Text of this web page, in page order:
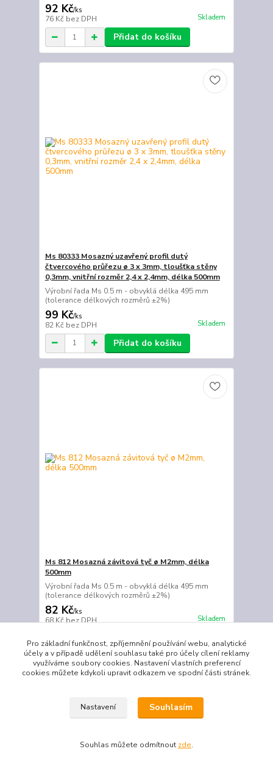
92 Kč/ks
76 Kč bez DPH Skladem
Přidat do košíku
Ms 80333 Mosazný uzavřený profil dutý
čtvercového průřezu ø 3 x 3mm, tloušťka stěny
0,3mm, vnitřní rozměr 2,4 x 2,4mm, délka 500mm
Výrobní řada Ms 0.5 m - obvyklá délka 495 mm
(tolerance délkových rozměrů ±2%)
99 Kč/ks
82 Kč bez DPH Skladem
Přidat do košíku
Ms 812 Mosazná závitová tyč ø M2mm, délka
500mm
Výrobní řada Ms 0.5 m - obvyklá délka 495 mm
(tolerance délkových rozměrů ±2%)
82 Kč/ks
68 Kčbez DPH Skladem
Přidat do košíku
Pro základní funkčnost, zpříjemnění používání webu, analytické
účely a v případě udělení souhlasu také pro účely cílení reklamy
využíváme soubory cookies. Nastavení vlastních preferencí
cookies můžete kdykoli upravit odkazem ve spodní části stránek.
Nastavení Souhlasím
Souhlas můžete odmítnout zde.